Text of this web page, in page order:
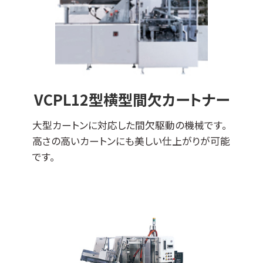
VCPL12型横型間欠カートナー
大型カートンに対応した間欠駆動の機械です。
高さの高いカートンにも美しい仕上がりが可能
です。